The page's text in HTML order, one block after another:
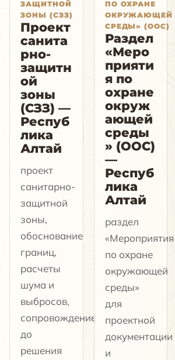
ЗАЩИТНОЙ
ЗОНЫ (СЗЗ)
Проект
санита
рно-
защитн
ой
зоны
(СЗЗ) —
Респуб
лика
Алтай
проект
санитарно-
защитной
зоны,
обоснование
границ,
расчеты
шума и
выбросов,
сопровождение
до
решения
ПО ОХРАНЕ
ОКРУЖАЮЩЕЙ
СРЕДЫ» (ООС)
Раздел
«Меро
прияти
я по
охране
окруж
ающей
среды
» (ООС)
—
Респуб
лика
Алтай
раздел
«Мероприятия
по охране
окружающей
среды»
для
проектной
документации
и